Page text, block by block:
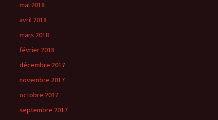
mai 2018
avril 2018
mars 2018
février 2018
décembre 2017
novembre 2017
octobre 2017
septembre 2017